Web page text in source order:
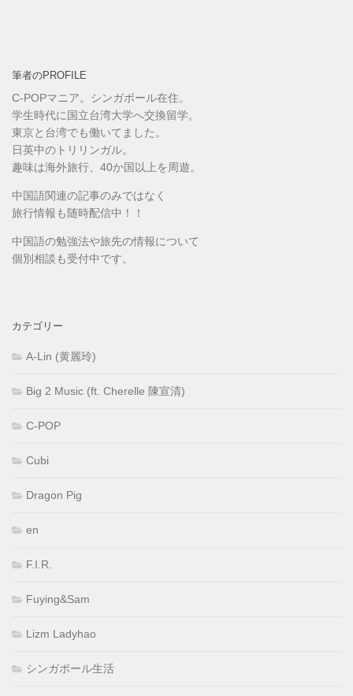
筆者のPROFILE
C-POPマニア。シンガポール在住。
学生時代に国立台湾大学へ交換留学。
東京と台湾でも働いてました。
日英中のトリリンガル。
趣味は海外旅行、40か国以上を周遊。
中国語関連の記事のみではなく
旅行情報も随時配信中！！
中国語の勉強法や旅先の情報について
個別相談も受付中です。
カテゴリー
A-Lin (黄麗玲)
Big 2 Music (ft. Cherelle 陳宣清)
C-POP
Cubi
Dragon Pig
en
F.I.R.
Fuying&Sam
Lizm Ladyhao
シンガポール生活